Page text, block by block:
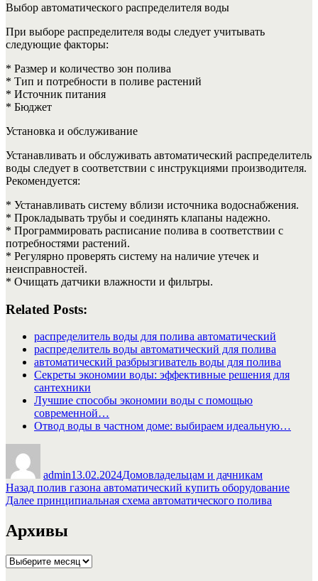
Выбор автоматического распределителя воды
При выборе распределителя воды следует учитывать
следующие факторы:
* Размер и количество зон полива
* Тип и потребности в поливе растений
* Источник питания
* Бюджет
Установка и обслуживание
Устанавливать и обслуживать автоматический распределитель
воды следует в соответствии с инструкциями производителя.
Рекомендуется:
* Устанавливать систему вблизи источника водоснабжения.
* Прокладывать трубы и соединять клапаны надежно.
* Программировать расписание полива в соответствии с
потребностями растений.
* Регулярно проверять систему на наличие утечек и
неисправностей.
* Очищать датчики влажности и фильтры.
Related Posts:
распределитель воды для полива автоматический
распределитель воды автоматический для полива
автоматический разбрызгиватель воды для полива
Секреты экономии воды: эффективные решения для
сантехники
Лучшие способы экономии воды с помощью
современной…
Отвод воды в частном доме: выбираем идеальную…
admin13.02.2024Домовладельцам и дачникам
Навигация
по
записям
Назад Предыдущая
запись:
полив газона автоматический купить оборудование
Далее Следующая
принципиальная схема автоматического полива
Архивы
Архивы